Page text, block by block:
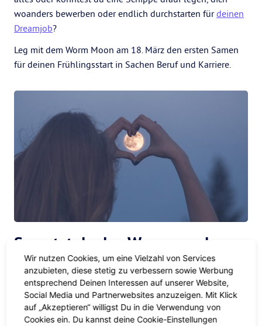
woanders bewerben oder endlich durchstarten fürdeinen
Dreamjob?
Leg mit dem Worm Moon am 18. März den ersten Samen
für deinen Frühlingsstart in Sachen Beruf und Karriere.
So nutzt du den Wurmmond am
18. März
Check-in
Wie bei jedem Vollmond ist auch der Lenz- bzw.
Wir nutzen Cookies, um eine Vielzahl von Services
anzubieten, diese stetig zu verbessern sowie Werbung
entsprechend Deinen Interessen auf unserer Website,
Social Media und Partnerwebsites anzuzeigen. Mit Klick
auf „Akzeptieren“ willigst Du in die Verwendung von
Cookies ein. Du kannst deine Cookie-Einstellungen